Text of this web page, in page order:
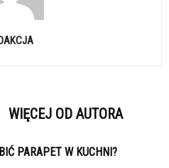
WIĘCEJ OD AUTORA
PARAPET W KUCHNI?